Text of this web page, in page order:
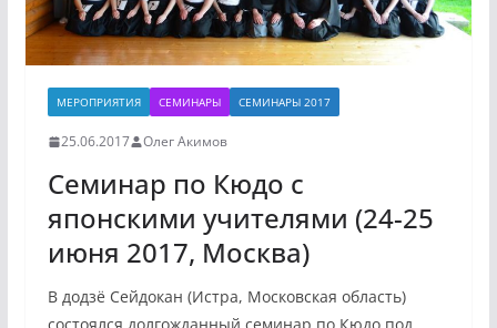
МЕРОПРИЯТИЯ СЕМИНАРЫ СЕМИНАРЫ 2017
25.06.2017 Олег Акимов
Семинар по Кюдо с
японскими учителями (24-25
июня 2017, Москва)
В додзё Сейдокан (Истра, Московская область)